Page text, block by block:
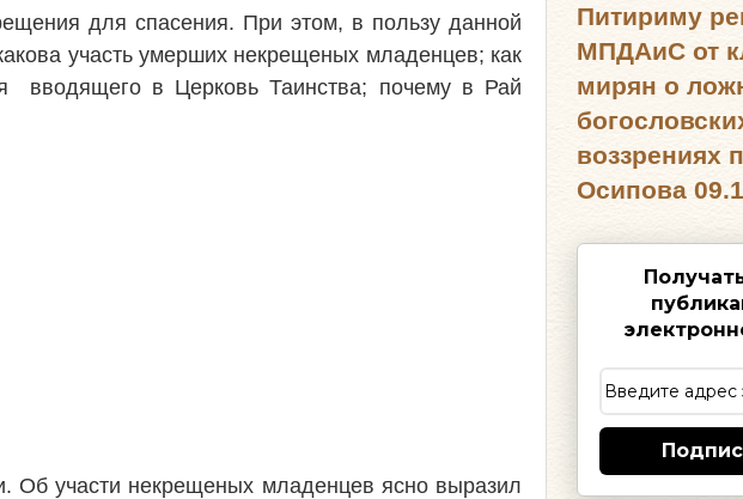
для спасения. При этом, в пользу данной
участь умерших некрещеных младенцев; как
вводящего в Церковь Таинства; почему в Рай
Об участи некрещеных младенцев ясно выразил
Питириму
МПДАиС от
мирян о
воззрениях
Осипова